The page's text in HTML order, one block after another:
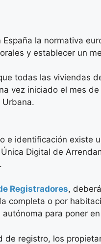
la normativa
y establecer un
todas las viviendas
vez iniciado el mes
e identificación existe
Digital de
Registradores,
completa o por
para poner
registro, los